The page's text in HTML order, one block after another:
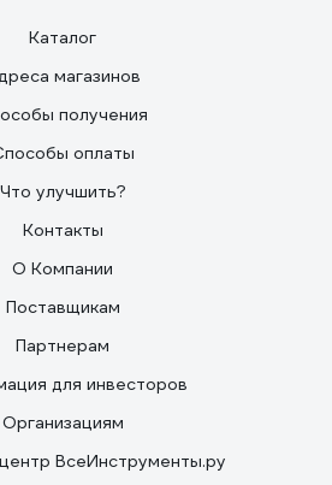
реза
Каталог
магазинов
получения
оплаты
Что улучшить?
Контакты
О Компании
Поставщикам
Партнерам
для инвесторов
Организациям
ВсеИнструменты.ру